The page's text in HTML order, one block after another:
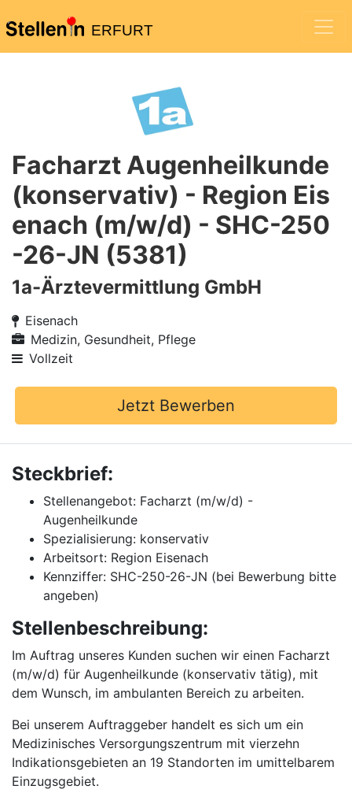
ERFURT
Facharzt Augenheilkunde
(konservativ) - Region Eis
enach (m/w/d) - SHC-250
-26-JN (5381)
1a-Ärztevermittlung GmbH
Eisenach
Medizin, Gesundheit, Pflege
Vollzeit
Jetzt Bewerben
Steckbrief:
Stellenangebot: Facharzt (m/w/d) -
Augenheilkunde
Spezialisierung: konservativ
Arbeitsort: Region Eisenach
Kennziffer: SHC-250-26-JN (bei Bewerbung bitte
angeben)
Stellenbeschreibung:
Im Auftrag unseres Kunden suchen wir einen Facharzt
(m/w/d) für Augenheilkunde (konservativ tätig), mit
dem Wunsch, im ambulanten Bereich zu arbeiten.
Bei unserem Auftraggeber handelt es sich um ein
Medizinisches Versorgungszentrum mit vierzehn
Indikationsgebieten an 19 Standorten im umittelbarem
Einzugsgebiet.